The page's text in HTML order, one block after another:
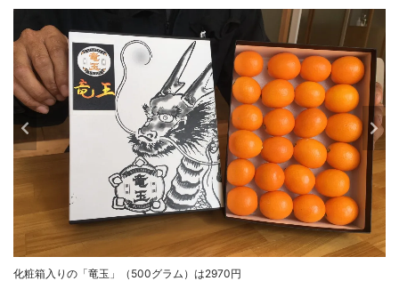
化粧箱入りの「竜玉」（500グラム）は2970円